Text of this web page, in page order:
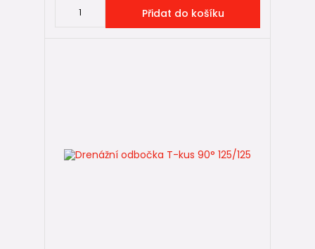
Přidat do košíku